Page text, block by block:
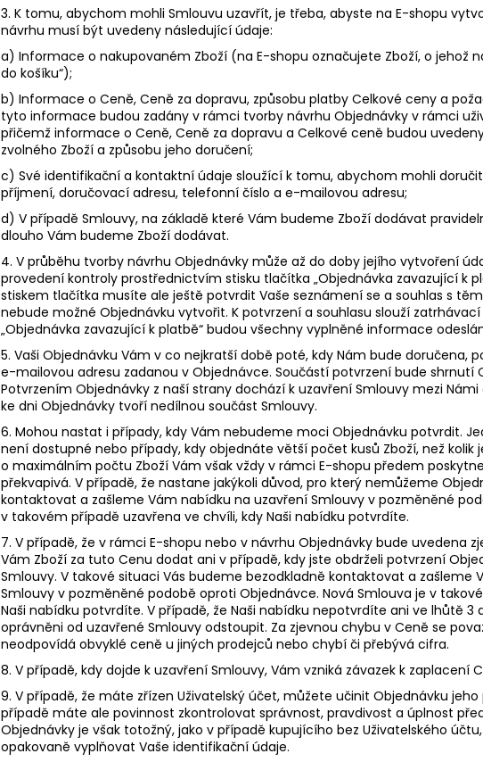
3. K tomu, abychom mohli Smlouvu uzavřít, je třeba, abyste na E-shopu
návrhu musí být uvedeny následující údaje:
a) Informace o nakupovaném Zboží (na E-shopu označujete Zboží, o jehož
do košíku“);
b) Informace o Ceně, Ceně za dopravu, způsobu platby Celkové ceny a
tyto informace budou zadány v rámci tvorby návrhu Objednávky v rámci
přičemž informace o Ceně, Ceně za dopravu a Celkové ceně budou
zvolného Zboží a způsobu jeho doručení;
c) Své identifikační a kontaktní údaje sloužící k tomu, abychom mohli
příjmení, doručovací adresu, telefonní číslo a e-mailovou adresu;
d) V případě Smlouvy, na základě které Vám budeme Zboží dodávat
dlouho Vám budeme Zboží dodávat.
4. V průběhu tvorby návrhu Objednávky může až do doby jejího vytvoření
provedení kontroly prostřednictvím stisku tlačítka „Objednávka zavazující k
stiskem tlačítka musíte ale ještě potvrdit Vaše seznámení se a souhlas s
nebude možné Objednávku vytvořit. K potvrzení a souhlasu slouží
„Objednávka zavazující k platbě“ budou všechny vyplněné informace
5. Vaši Objednávku Vám v co nejkratší době poté, kdy Nám bude doručena,
e-mailovou adresu zadanou v Objednávce. Součástí potvrzení bude shrnutí
Potvrzením Objednávky z naší strany dochází k uzavření Smlouvy mezi
ke dni Objednávky tvoří nedílnou součást Smlouvy.
6. Mohou nastat i případy, kdy Vám nebudeme moci Objednávku potvrdit.
není dostupné nebo případy, kdy objednáte větší počet kusů Zboží, než
o maximálním počtu Zboží Vám však vždy v rámci E-shopu předem
překvapivá. V případě, že nastane jakýkoli důvod, pro který nemůžeme
kontaktovat a zašleme Vám nabídku na uzavření Smlouvy v pozměněné
v takovém případě uzavřena ve chvíli, kdy Naši nabídku potvrdíte.
7. V případě, že v rámci E-shopu nebo v návrhu Objednávky bude uvedena
Vám Zboží za tuto Cenu dodat ani v případě, kdy jste obdrželi potvrzení
Smlouvy. V takové situaci Vás budeme bezodkladně kontaktovat a zašleme
Smlouvy v pozměněné podobě oproti Objednávce. Nová Smlouva je v
Naši nabídku potvrdíte. V případě, že Naši nabídku nepotvrdíte ani ve lhůtě 3
oprávněni od uzavřené Smlouvy odstoupit. Za zjevnou chybu v Ceně se
neodpovídá obvyklé ceně u jiných prodejců nebo chybí či přebývá cifra.
8. V případě, kdy dojde k uzavření Smlouvy, Vám vzniká závazek k zaplacení
9. V případě, že máte zřízen Uživatelský účet, můžete učinit Objednávku
případě máte ale povinnost zkontrolovat správnost, pravdivost a úplnost
Objednávky je však totožný, jako v případě kupujícího bez Uživatelského
opakovaně vyplňovat Vaše identifikační údaje.